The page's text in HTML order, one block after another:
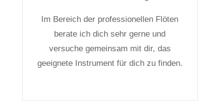
Im Bereich der professionellen Flöten
berate ich dich sehr gerne und
versuche gemeinsam mit dir, das
geeignete Instrument für dich zu finden.